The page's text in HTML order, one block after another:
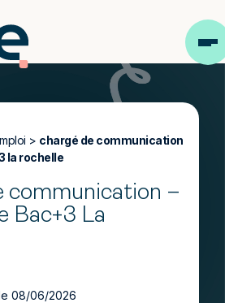
> chargé de communication
la rochelle
communication –
Bac+3 La
08/06/2026